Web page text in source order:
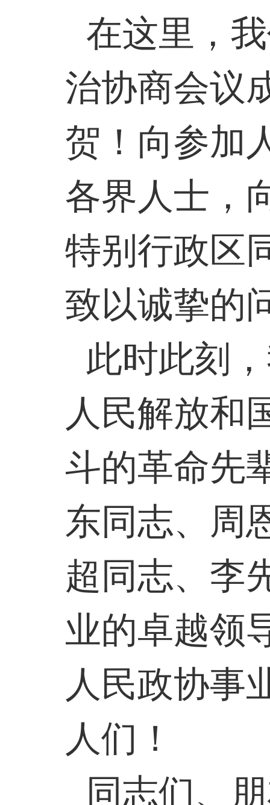
在这里，
治协商会议
贺！向参加
各界人士，
特别行政区
致以诚挚的
此时此刻
人民解放和
斗的革命先
东同志、周
超同志、李
业的卓越领
人民政协事
人们！
同志们、